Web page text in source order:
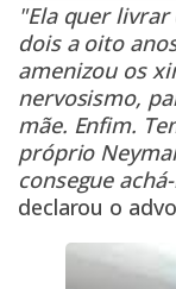
"Ela quer
dois a oito
amenizou os
nervosismo,
mãe. Enfim.
próprio
consegue
declarou o